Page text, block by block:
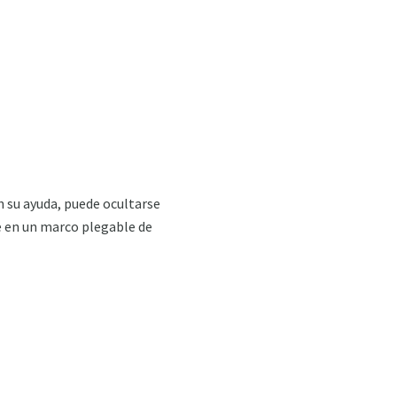
ayuda, puede ocultarse
un marco plegable de